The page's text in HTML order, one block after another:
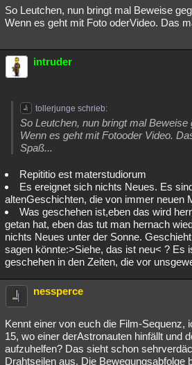
So Leutchen, nun bringt mal Beweise
Wenn es geht mit Foto oderVideo. Das
intruder
tollerjunge schrieb:
So Leutchen, nun bringt mal Beweise
Wenn es geht mit Fotooder Video.
Spaß...
Repititio est materstudiorum
Es ereignet sich nichts Neues. Es
altenGeschichten, die von immer neuen
Was geschehen ist,eben das wird
getan hat, eben das tut man hernach
nichts Neues unter der Sonne.
sagen könnte:>Siehe, das ist neu< ? Es
geschehen in den Zeiten, die vor
nessperce
Kennt einer von euch die Film-Sequenz,
15, wo einer derAstronauten hinfällt und
aufzuhelfen? Das sieht schon
Drahtseilen aus. Die Bewegungsabfolge